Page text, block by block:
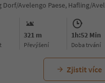
321 m
Převýšení
1h:52 Min
doba trvání
Zjistit více